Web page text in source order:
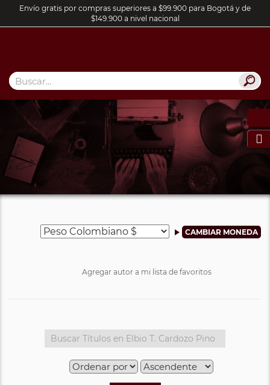
Envío gratis por compras superiores a $99.900 para Bogotá y de
$149.900 a nivel nacional

Agregar autor a mi lista de favoritos